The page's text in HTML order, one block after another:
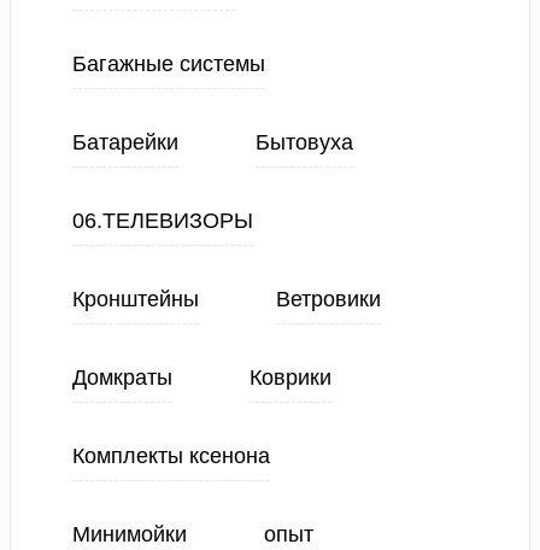
Багажные системы
Батарейки Бытовуха
06.ТЕЛЕВИЗОРЫ
Кронштейны Ветровики
Домкраты Коврики
Комплекты ксенона
Минимойки опыт